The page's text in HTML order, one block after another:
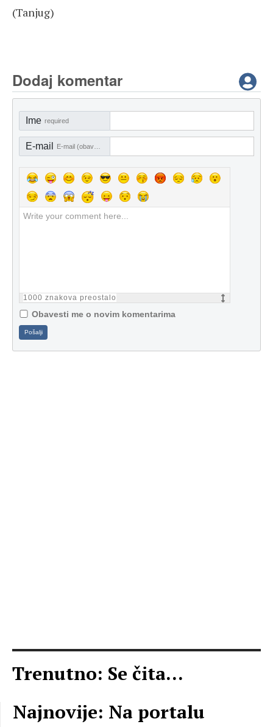
(Tanjug)
Dodaj komentar
Ime required
E-mail
1000 znakova preostalo
Obavesti me o novim komentarima
Pošalji
Trenutno: Se čita...
Najnovije: Na portalu